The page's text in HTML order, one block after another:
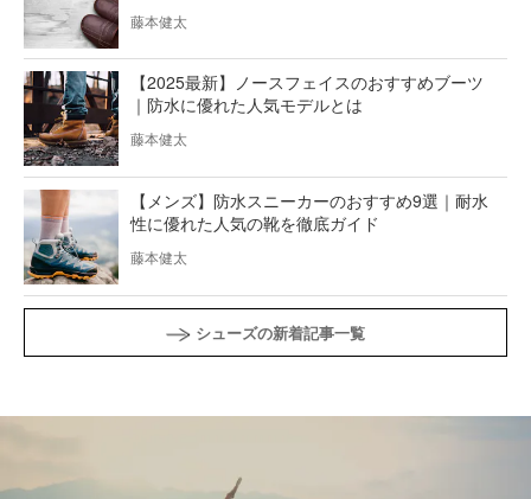
藤本健太
【2025最新】ノースフェイスのおすすめブーツ
｜防水に優れた人気モデルとは
藤本健太
【メンズ】防水スニーカーのおすすめ9選｜耐水
性に優れた人気の靴を徹底ガイド
藤本健太
シューズの新着記事一覧